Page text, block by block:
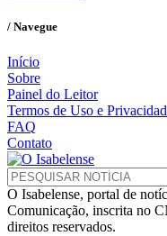
/ Navegue
Início
Sobre
Painel do Leitor
Termos de Uso e
FAQ
Contato
O Isabelense, portal de
Comunicação, inscrita no
direitos reservados.